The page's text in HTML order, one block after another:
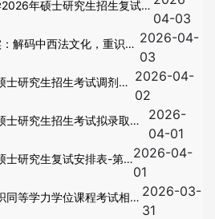
年硕士研究生招生复试考
试
04-03
解码中西法文化，重识中 2026-04-
03
研究生招生考试调剂工 2026-04-
02
研究生招生考试拟录取名
2026-
04-01
士研究生复试安排表-第
2026-04-
01
等学力学位课程考试相关 2026-03-
31